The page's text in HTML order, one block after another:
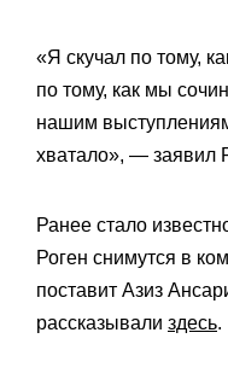
«Я скучал по тому,
по тому, как мы
нашим
хватало», — заявил
Ранее стало
Роген снимутся в
поставит Азиз
рассказывали здесь.